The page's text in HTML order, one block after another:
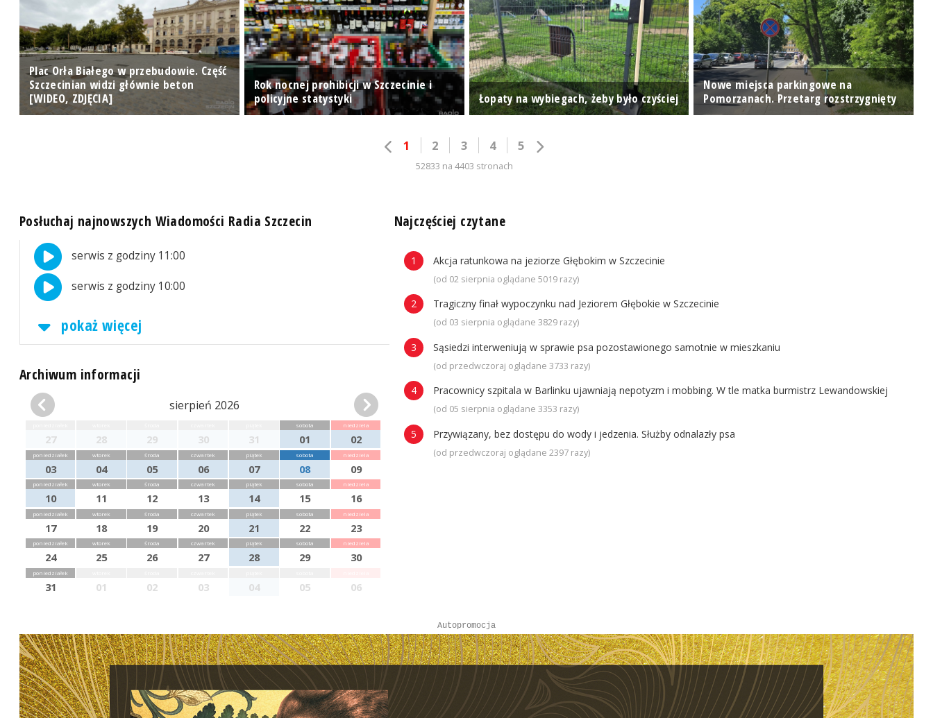
Plac Orła Białego w przebudowie. Część
Szczecinian widzi głównie beton
[WIDEO, ZDJĘCIA]
Rok nocnej prohibicji w Szczecinie i
policyjne statystyki
Łopaty na wybiegach, żeby było czyściej
Nowe miejsca parkingowe na
Pomorzanach. Przetarg rozstrzygnięty
1 2 3 4 5
52833 na 4403 stronach
Posłuchaj najnowszych Wiadomości Radia Szczecin
serwis z godziny 11:00
serwis z godziny 10:00
pokaż więcej
Archiwum informacji
sierpień 2026
27 28 29 30 31
sobota
01
niedziela
02
poniedziałek
03
wtorek
04
środa
05
czwartek
06
piątek
07
sobota
08
niedziela
09
poniedziałek
10
wtorek
11
środa
12
czwartek
13
piątek
14
sobota
15
niedziela
16
poniedziałek
17
wtorek
18
środa
19
czwartek
20
piątek
21
sobota
22
niedziela
23
poniedziałek
24
wtorek
25
środa
26
czwartek
27
piątek
28
sobota
29
niedziela
30
poniedziałek
31 01 02 03 04 05 06
Najczęściej czytane
Akcja ratunkowa na jeziorze Głębokim w Szczecinie
(od 02 sierpnia oglądane 5019 razy)
Tragiczny finał wypoczynku nad Jeziorem Głębokie w Szczecinie
(od 03 sierpnia oglądane 3829 razy)
Sąsiedzi interweniują w sprawie psa pozostawionego samotnie w mieszkaniu
(od przedwczoraj oglądane 3733 razy)
Pracownicy szpitala w Barlinku ujawniają nepotyzm i mobbing. W tle matka burmistrz Lewandowskiej
(od 05 sierpnia oglądane 3353 razy)
Przywiązany, bez dostępu do wody i jedzenia. Służby odnalazły psa
(od przedwczoraj oglądane 2397 razy)
Autopromocja